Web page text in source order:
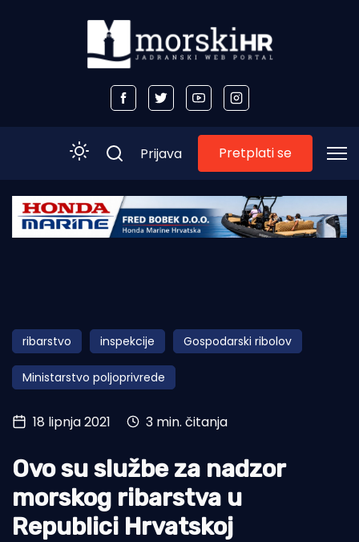
Početna
Obala
Otoci
Turizam i nautika
Pomorstvo
Tradicija i kultura
Prijava Pretplati se
ribarstvo inspekcije Gospodarski ribolov
Ministarstvo poljoprivrede
18 lipnja 2021 3 min. čitanja
Ovo su službe za nadzor
morskog ribarstva u
Republici Hrvatskoj